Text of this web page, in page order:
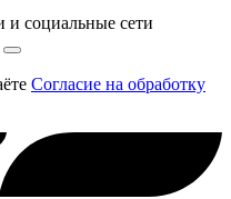
и социальные сети
Согласие на обработку